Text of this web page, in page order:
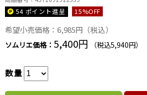
54 ポイント進呈 15%OFF
希望小売価格：6,985円（税込）
ソムリエ価格： 5,400円 （税込5,940円）
数量